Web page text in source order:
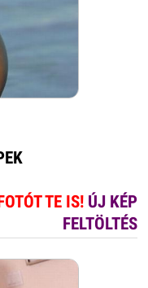
TE IS! ÚJ KÉP
FELTÖLTÉS